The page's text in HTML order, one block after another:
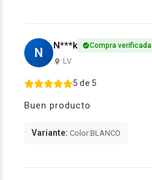
N N***k Compra verificada
LV
5 de 5
Buen producto
Variante: Color:BLANCO